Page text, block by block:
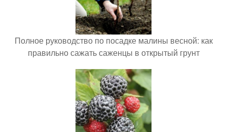
Полное руководство по посадке малины весной: как
правильно сажать саженцы в открытый грунт